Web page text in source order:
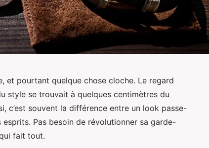
et pourtant quelque chose cloche. Le regard
style se trouvait à quelques centimètres du
c’est souvent la différence entre un look passe-
Pas besoin de révolutionner sa garde-
fait tout.